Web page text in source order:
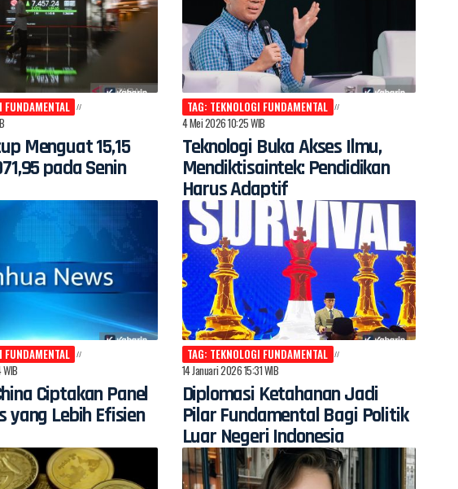
FUNDAMENTAL
Menguat 15,15
pada Senin
TAG: TEKNOLOGI FUNDAMENTAL
4 Mei 2026 10:25 WIB
Teknologi Buka Akses Ilmu,
Mendiktisaintek: Pendidikan
Harus Adaptif
FUNDAMENTAL
Ciptakan Panel
yang Lebih Efisien
TAG: TEKNOLOGI FUNDAMENTAL
14 Januari 2026 15:31 WIB
Diplomasi Ketahanan Jadi
Pilar Fundamental Bagi Politik
Luar Negeri Indonesia